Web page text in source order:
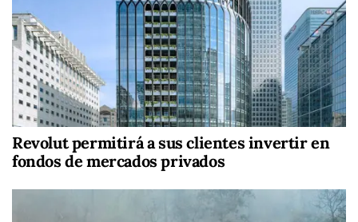
Revolut permitirá a sus clientes invertir en
fondos de mercados privados